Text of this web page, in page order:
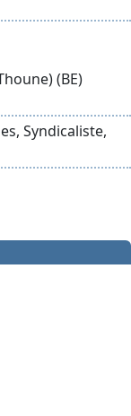
(BE)
Syndicaliste,